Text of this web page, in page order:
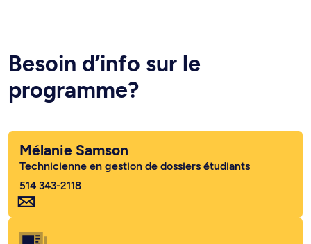
Besoin d’info sur le
programme?
Mélanie Samson
Technicienne en gestion de dossiers étudiants
514 343-2118